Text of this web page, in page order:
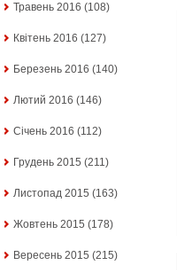
Травень 2016 (108)
Квітень 2016 (127)
Березень 2016 (140)
Лютий 2016 (146)
Січень 2016 (112)
Грудень 2015 (211)
Листопад 2015 (163)
Жовтень 2015 (178)
Вересень 2015 (215)